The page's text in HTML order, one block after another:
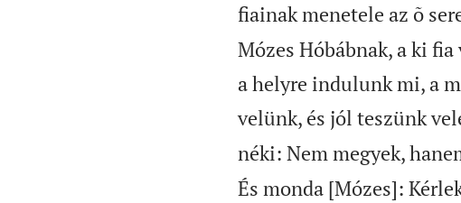
fiainak menetele az õ
Mózes Hóbábnak, a ki
a helyre indulunk mi, a
velünk, és jól teszünk
néki: Nem megyek,
És monda [Mózes]: